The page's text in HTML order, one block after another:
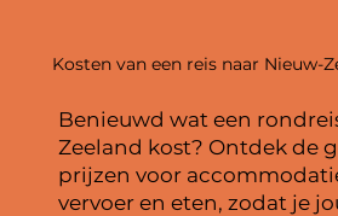
Kosten van een reis naar Nieuw-
Benieuwd wat een
Zeeland kost? Ontdek de
prijzen voor
vervoer en eten, zodat je